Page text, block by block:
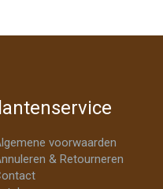
voorwaarden
& Retourneren